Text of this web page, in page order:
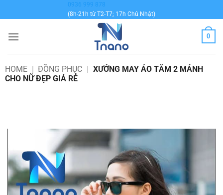
qua
dung
0936 999 878
(8h-21h từ T2-T7; 17h Chủ Nhật)
0
HOME | ĐỒNG PHỤC | XƯỞNG MAY ÁO TẮM 2 MẢNH
CHO NỮ ĐẸP GIÁ RẺ